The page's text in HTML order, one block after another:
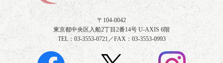
〒104-0042
東京都中央区入船2丁目2番14号 U-AXIS 6階
TEL：03-3553-0721／FAX：03-3553-0993